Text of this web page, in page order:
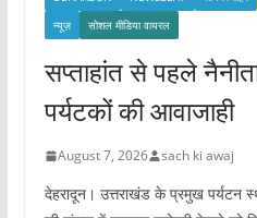
न्यूज़
सोशल मीडिया वायरल
सप्ताहांत से पहले
पर्यटकों की आवाजाही
August 7, 2026 sach ki awaj
देहरादून। उत्तराखंड के प्रमुख पर्यटन